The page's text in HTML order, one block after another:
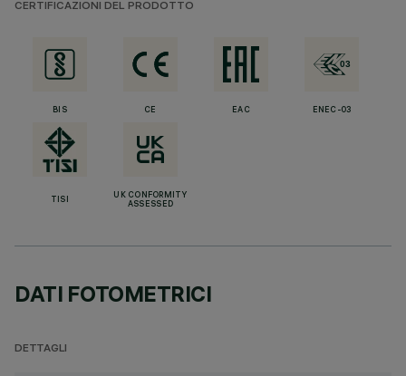
CERTIFICAZIONI DEL PRODOTTO
BIS CE EAC ENEC-03
TISI
UK CONFORMITY
ASSESSED
DATI FOTOMETRICI
DETTAGLI